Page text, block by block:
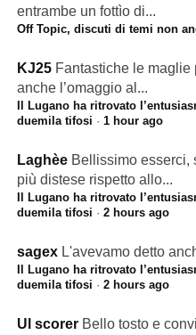
entrambe un fottìo di...
Off Topic, discuti di temi non
KJ25 Fantastiche le maglie
anche l’omaggio al...
Il Lugano ha ritrovato
duemila tifosi · 1 hour ago
Laghèe Bellissimo esserci,
più distese rispetto allo...
Il Lugano ha ritrovato
duemila tifosi · 2 hours ago
sagex L'avevamo detto
Il Lugano ha ritrovato
duemila tifosi · 2 hours ago
Ul scorer Bello tosto e